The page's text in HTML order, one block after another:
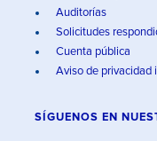
Auditorías
Solicitudes
Cuenta pública
Aviso de privacidad
SÍGUENOS EN